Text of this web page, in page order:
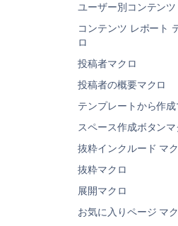
ユーザー別コンテンツ
コンテンツ レポート
ロ
投稿者マクロ
投稿者の概要マクロ
テンプレートから作成
スペース作成ボタンマ
抜粋インクルード マ
抜粋マクロ
展開マクロ
お気に入りページ マ
このマクロを
する
パネル マップ マクロをペー
次の手順を実行します。